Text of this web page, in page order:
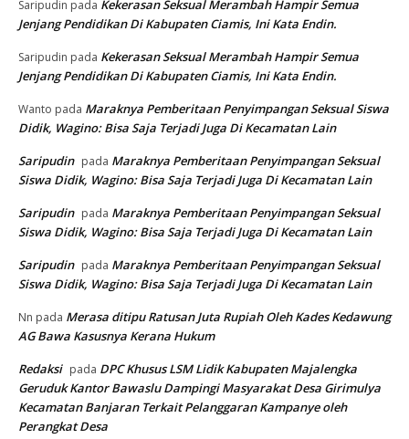
Saripudin pada Kekerasan Seksual Merambah Hampir Semua
Jenjang Pendidikan Di Kabupaten Ciamis, Ini Kata Endin.
Saripudin pada Kekerasan Seksual Merambah Hampir Semua
Jenjang Pendidikan Di Kabupaten Ciamis, Ini Kata Endin.
Wanto pada Maraknya Pemberitaan Penyimpangan Seksual Siswa
Didik, Wagino: Bisa Saja Terjadi Juga Di Kecamatan Lain
Saripudin pada Maraknya Pemberitaan Penyimpangan Seksual
Siswa Didik, Wagino: Bisa Saja Terjadi Juga Di Kecamatan Lain
Saripudin pada Maraknya Pemberitaan Penyimpangan Seksual
Siswa Didik, Wagino: Bisa Saja Terjadi Juga Di Kecamatan Lain
Saripudin pada Maraknya Pemberitaan Penyimpangan Seksual
Siswa Didik, Wagino: Bisa Saja Terjadi Juga Di Kecamatan Lain
Nn pada Merasa ditipu Ratusan Juta Rupiah Oleh Kades Kedawung
AG Bawa Kasusnya Kerana Hukum
Redaksi pada DPC Khusus LSM Lidik Kabupaten Majalengka
Geruduk Kantor Bawaslu Dampingi Masyarakat Desa Girimulya
Kecamatan Banjaran Terkait Pelanggaran Kampanye oleh
Perangkat Desa